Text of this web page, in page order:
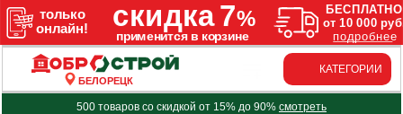
БЕЛОРЕЦК
КАТЕГОРИИ
500 товаров со скидкой от 15% до 90% смотреть